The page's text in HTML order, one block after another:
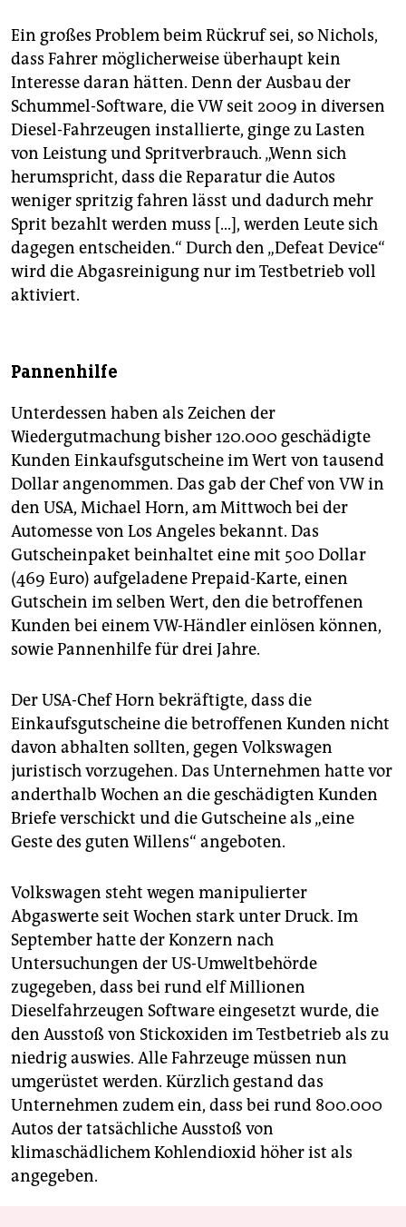
Ein großes Problem beim Rückruf sei, so Nichols,
dass Fahrer möglicherweise überhaupt kein
Interesse daran hätten. Denn der Ausbau der
Schummel-Software, die VW seit 2009 in diversen
Diesel-Fahrzeugen installierte, ginge zu Lasten
von Leistung und Spritverbrauch. „Wenn sich
herumspricht, dass die Reparatur die Autos
weniger spritzig fahren lässt und dadurch mehr
Sprit bezahlt werden muss [...], werden Leute sich
dagegen entscheiden.“ Durch den „Defeat Device“
wird die Abgasreinigung nur im Testbetrieb voll
aktiviert.
Pannenhilfe
Unterdessen haben als Zeichen der
Wiedergutmachung bisher 120.000 geschädigte
Kunden Einkaufsgutscheine im Wert von tausend
Dollar angenommen. Das gab der Chef von VW in
den USA, Michael Horn, am Mittwoch bei der
Automesse von Los Angeles bekannt. Das
Gutscheinpaket beinhaltet eine mit 500 Dollar
(469 Euro) aufgeladene Prepaid-Karte, einen
Gutschein im selben Wert, den die betroffenen
Kunden bei einem VW-Händler einlösen können,
sowie Pannenhilfe für drei Jahre.
Der USA-Chef Horn bekräftigte, dass die
Einkaufsgutscheine die betroffenen Kunden nicht
davon abhalten sollten, gegen Volkswagen
juristisch vorzugehen. Das Unternehmen hatte vor
anderthalb Wochen an die geschädigten Kunden
Briefe verschickt und die Gutscheine als „eine
Geste des guten Willens“ angeboten.
Volkswagen steht wegen manipulierter
Abgaswerte seit Wochen stark unter Druck. Im
September hatte der Konzern nach
Untersuchungen der US-Umweltbehörde
zugegeben, dass bei rund elf Millionen
Dieselfahrzeugen Software eingesetzt wurde, die
den Ausstoß von Stickoxiden im Testbetrieb als zu
niedrig auswies. Alle Fahrzeuge müssen nun
umgerüstet werden. Kürzlich gestand das
Unternehmen zudem ein, dass bei rund 800.000
Autos der tatsächliche Ausstoß von
klimaschädlichem Kohlendioxid höher ist als
angegeben.